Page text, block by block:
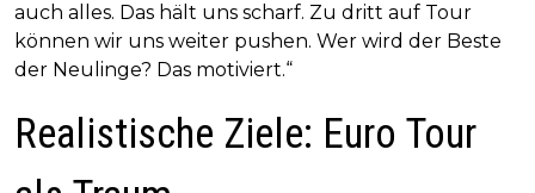
auch alles. Das hält uns scharf. Zu dritt auf Tour
können wir uns weiter pushen. Wer wird der Beste
der Neulinge? Das motiviert.“
Realistische Ziele: Euro Tour